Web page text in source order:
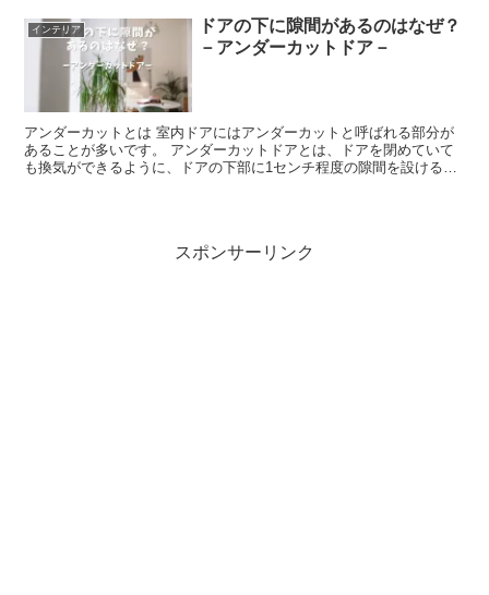
インテリア
ドアの下に隙間があるのはなぜ？
－アンダーカットドア－
アンダーカットとは 室内ドアにはアンダーカットと呼ばれる部分が
あることが多いです。 アンダーカットドアとは、ドアを閉めていて
も換気ができるように、ドアの下部に1センチ程度の隙間を設けるて
スポンサーリンク